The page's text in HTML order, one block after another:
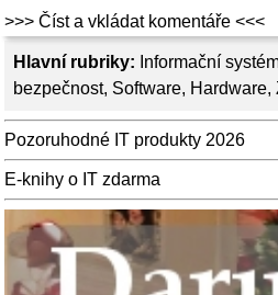
Hlavní rubriky: Informační
bezpečnost, Software, Hardware,
Pozoruhodné IT produkty 2026
E-knihy o IT zdarma
>>> Číst a vkládat komentáře <<<